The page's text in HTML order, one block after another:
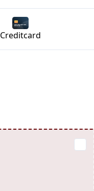
Creditcard